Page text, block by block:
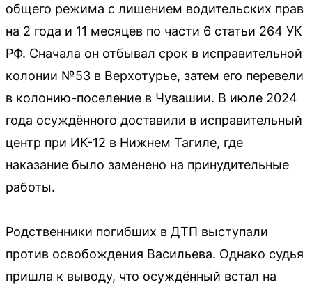
общего режима с лишением водительских прав
на 2 года и 11 месяцев по части 6 статьи 264 УК
РФ. Сначала он отбывал срок в исправительной
колонии №53 в Верхотурье, затем его перевели
в колонию-поселение в Чувашии. В июле 2024
года осуждённого доставили в исправительный
центр при ИК-12 в Нижнем Тагиле, где
наказание было заменено на принудительные
работы.
Родственники погибших в ДТП выступали
против освобождения Васильева. Однако судья
пришла к выводу, что осуждённый встал на